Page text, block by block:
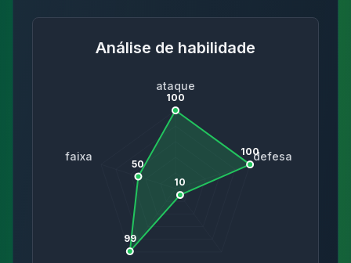
Análise de habilidade
ataque
defesa
faixa
100
100
10
99
50